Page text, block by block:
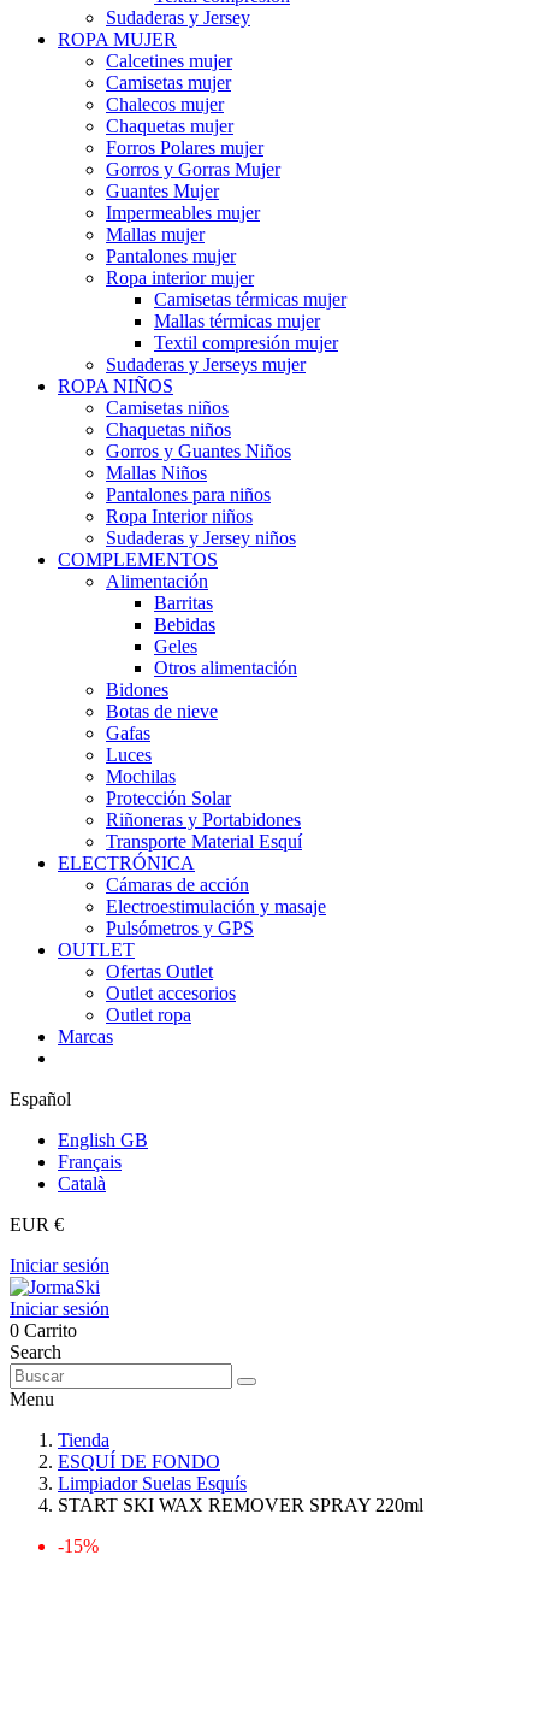
Sudaderas y Jersey
ROPA MUJER
Calcetines mujer
Camisetas mujer
Chalecos mujer
Chaquetas mujer
Forros Polares mujer
Gorros y Gorras Mujer
Guantes Mujer
Impermeables mujer
Mallas mujer
Pantalones mujer
Ropa interior mujer
Camisetas térmicas mujer
Mallas térmicas mujer
Textil compresión mujer
Sudaderas y Jerseys mujer
ROPA NIÑOS
Camisetas niños
Chaquetas niños
Gorros y Guantes Niños
Mallas Niños
Pantalones para niños
Ropa Interior niños
Sudaderas y Jersey niños
COMPLEMENTOS
Alimentación
Barritas
Bebidas
Geles
Otros alimentación
Bidones
Botas de nieve
Gafas
Luces
Mochilas
Protección Solar
Riñoneras y Portabidones
Transporte Material Esquí
ELECTRÓNICA
Cámaras de acción
Electroestimulación y masaje
Pulsómetros y GPS
OUTLET
Ofertas Outlet
Outlet accesorios
Outlet ropa
Marcas
Español
English GB
Français
Català
EUR €
Iniciar sesión
Iniciar sesión
0 Carrito
Search
Menu
Tienda
ESQUÍ DE FONDO
Limpiador Suelas Esquís
START SKI WAX REMOVER SPRAY 220ml
-15%